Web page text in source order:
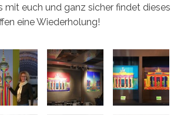
mit euch und ganz sicher findet dieses
eine Wiederholung!